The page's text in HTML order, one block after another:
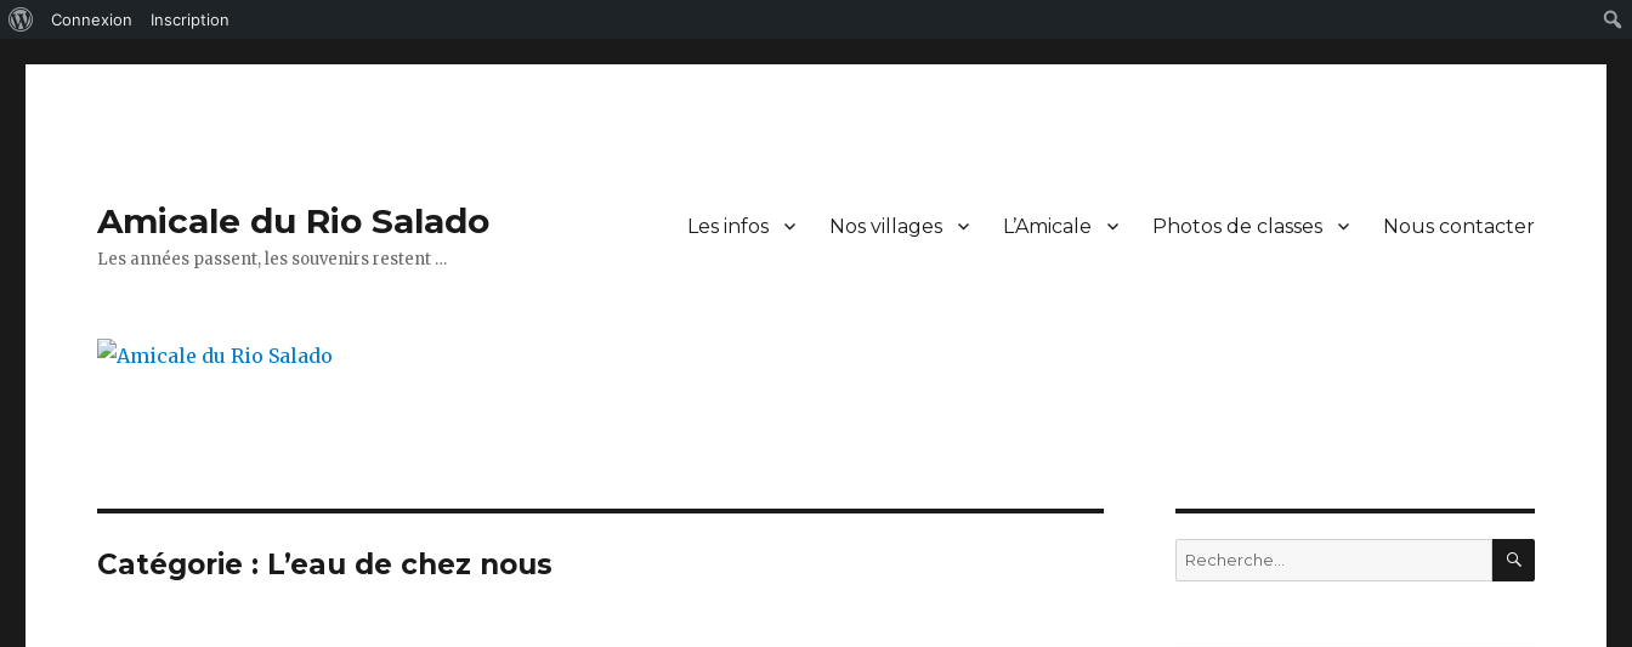
Connexion Inscription
Amicale du Rio Salado
Les années passent, les souvenirs restent …
Les infos Nos villages L’Amicale Photos de classes Nous contacter
Catégorie : L’eau de chez nous
Recherche
pour :